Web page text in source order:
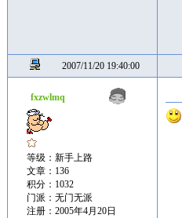
2007/11/20 19:40:00
fxzwlmq
等级：新手上路
文章：136
积分：1032
门派：无门无派
注册：2005年4月20日